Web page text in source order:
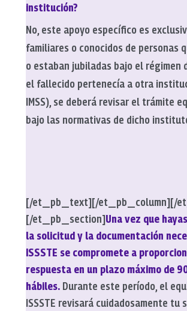
institución?
No, este apoyo específico es
familiares o conocidos de personas
o estaban jubiladas bajo el régimen
el fallecido pertenecía a otra
IMSS), se deberá revisar el trámite
bajo las normativas de dicho
[/et_pb_text][/et_pb_column][/
[/et_pb_section]Una vez que
la solicitud y la documentación
ISSSTE se compromete a
respuesta en un plazo máximo de
hábiles.Durante este período, el
ISSSTE revisará cuidadosamente tu